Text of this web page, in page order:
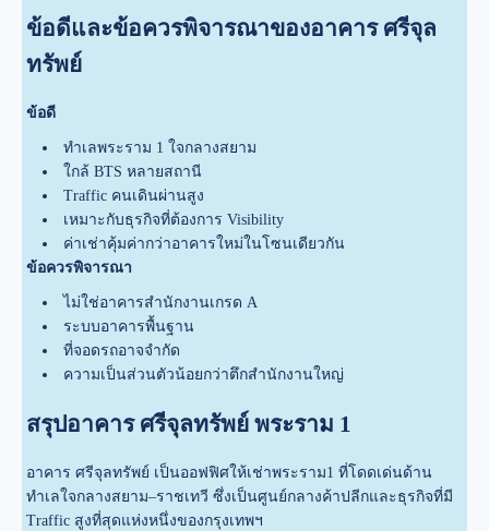
ข้อดีและข้อควรพิจารณาของอาคาร ศรีจุล
ทรัพย์
ข้อดี
ทำเลพระราม 1 ใจกลางสยาม
ใกล้ BTS หลายสถานี
Traffic คนเดินผ่านสูง
เหมาะกับธุรกิจที่ต้องการ Visibility
ค่าเช่าคุ้มค่ากว่าอาคารใหม่ในโซนเดียวกัน
ข้อควรพิจารณา
ไม่ใช่อาคารสำนักงานเกรด A
ระบบอาคารพื้นฐาน
ที่จอดรถอาจจำกัด
ความเป็นส่วนตัวน้อยกว่าตึกสำนักงานใหญ่
สรุปอาคาร ศรีจุลทรัพย์ พระราม 1
อาคาร ศรีจุลทรัพย์ เป็นออฟฟิศให้เช่าพระราม1 ที่โดดเด่นด้าน
ทำเลใจกลางสยาม–ราชเทวี ซึ่งเป็นศูนย์กลางค้าปลีกและธุรกิจที่มี
Traffic สูงที่สุดแห่งหนึ่งของกรุงเทพฯ